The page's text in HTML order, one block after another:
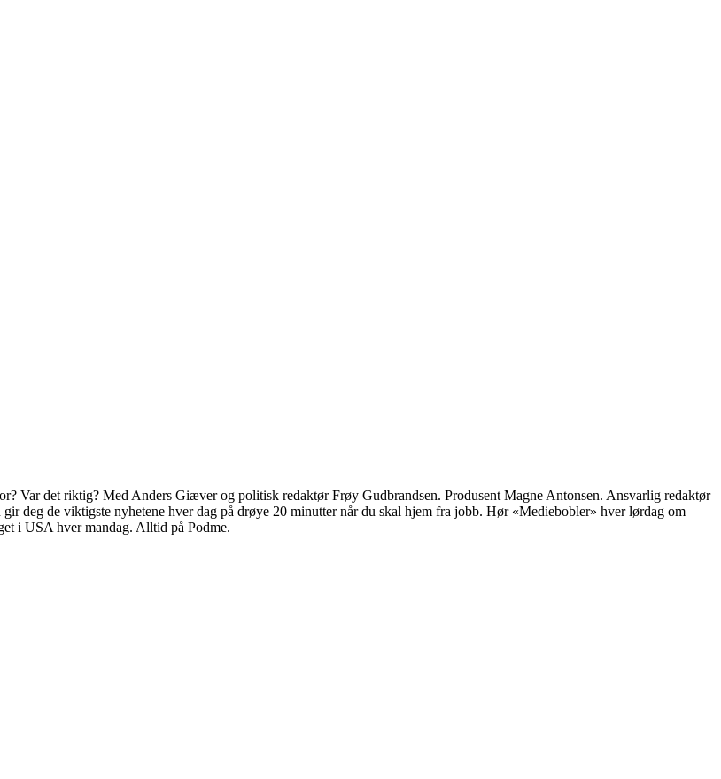
Var det riktig? Med Anders Giæver og politisk redaktør Frøy Gudbrandsen. Produsent Magne Antonsen. Ansvarlig redaktør
deg de viktigste nyhetene hver dag på drøye 20 minutter når du skal hjem fra jobb. Hør «Mediebobler» hver lørdag om
i USA hver mandag. Alltid på Podme.